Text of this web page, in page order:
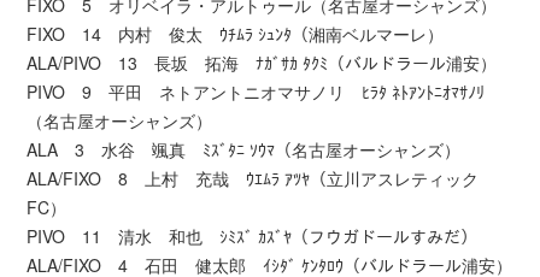
FIXO 5 オリベイラ・アルトゥール（名古屋オーシャンズ）
FIXO 14 内村 俊太 ｳﾁﾑﾗ ｼｭﾝﾀ（湘南ベルマーレ）
ALA/PIVO 13 長坂 拓海 ﾅｶﾞｻｶ ﾀｸﾐ（バルドラール浦安）
PIVO 9 平田 ネトアントニオマサノリ ﾋﾗﾀ ﾈﾄｱﾝﾄﾆｵﾏｻﾉﾘ
（名古屋オーシャンズ）
ALA 3 水谷 颯真 ﾐｽﾞﾀﾆ ｿｳﾏ（名古屋オーシャンズ）
ALA/FIXO 8 上村 充哉 ｳｴﾑﾗ ｱﾂﾔ（立川アスレティック
FC）
PIVO 11 清水 和也 ｼﾐｽﾞ ｶｽﾞﾔ（フウガドールすみだ）
ALA/FIXO 4 石田 健太郎 ｲｼﾀﾞ ｹﾝﾀﾛｳ（バルドラール浦安）